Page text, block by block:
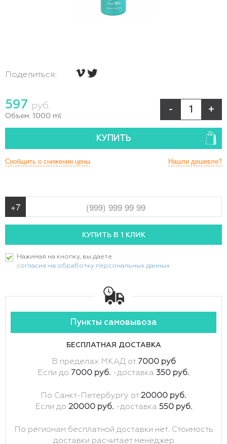
Поделиться:
597 руб.
Объем: 1000 ml
- +
КУПИТЬ
Нашли дешевле?
Сообщить о снижении цены
Нажимая на кнопку, вы даете
согласие на обработку персональных данных
Пункты самовывоза
БЕСПЛАТНАЯ ДОСТАВКА
В пределах МКАД от 7000 руб
Если до 7000 руб. -доставка 350 руб.
По Санкт-Петербургу от20000 руб.
Если до 20000 руб. -доставка 550 руб.
По регионам бесплатной доставки нет. Стоимость
доставки расчитает менеджер